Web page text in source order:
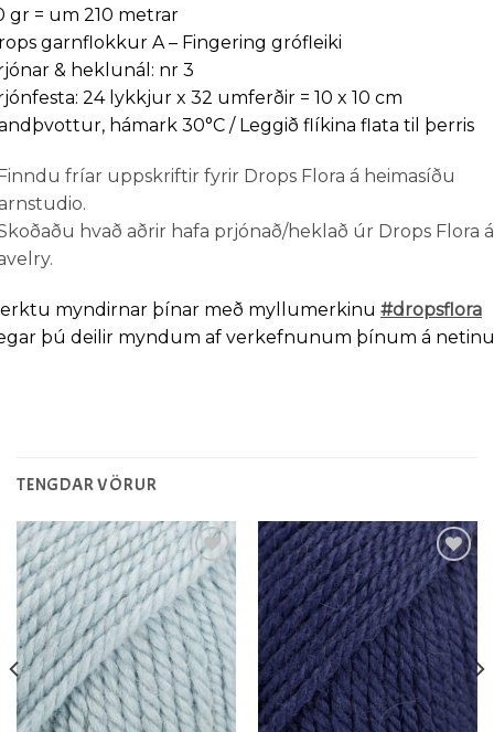
gr = um 210 metrar
garnflokkur A – Fingering grófleiki
& heklunál: nr 3
24 lykkjur x 32 umferðir = 10 x 10 cm
hámark 30°C / Leggið flíkina flata til þerris
fríar uppskriftir fyrir Drops Flora á heimasíðu
hvað aðrir hafa prjónað/heklað úr Drops Flora á
myndirnar þínar með myllumerkinu #dropsflora
þú deilir myndum af verkefnunum þínum á
TENGDAR VÖRUR
Setja á
óskalista
Setja á
óskalista